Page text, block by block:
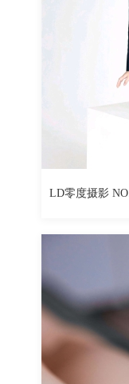
魅丝社
LD零度摄影